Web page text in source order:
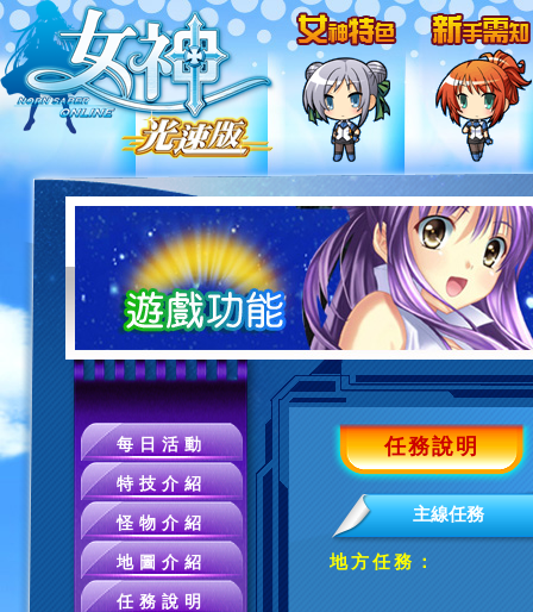
每日活動
特技介紹
怪物介紹
地圖介紹
任務說明
任務說明
主線任務
地方任務：